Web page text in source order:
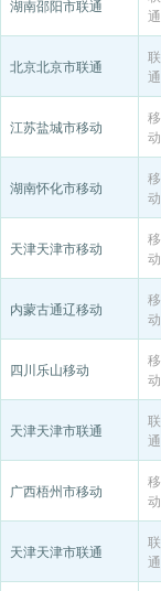
湖南邵阳市联通
通
北京北京市联通
联
通
江苏盐城市移动
移
动
湖南怀化市移动
移
动
天津天津市移动
移
动
内蒙古通辽移动
移
动
四川乐山移动
移
动
天津天津市联通
联
通
广西梧州市移动
移
动
天津天津市联通
联
通